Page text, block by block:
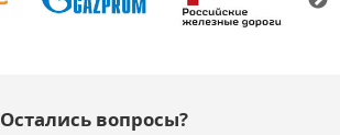
Остались вопросы?